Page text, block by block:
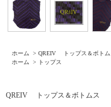
ホーム > QREIV トップス＆ボ
ホーム
> トップス
QREIV トップス＆ボトム